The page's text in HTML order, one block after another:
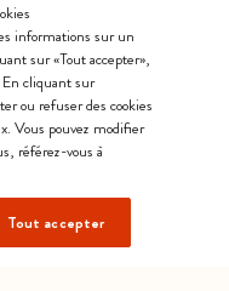
Moleskine Srl a socio unico
34 – 20144 Milano -
MI 1945400 - Cap.
informations sur un
sur «Tout accepter»,
En cliquant sur
ou refuser des cookies
Vous pouvez modifier
référez-vous à
Tout accepter